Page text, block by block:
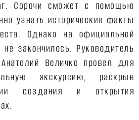
Сорочи сможет с помощью
узнать исторические факты
Однако на официальной
не закончилось. Руководитель
Величко провел для
экскурсию, раскрыв
создания и открытия